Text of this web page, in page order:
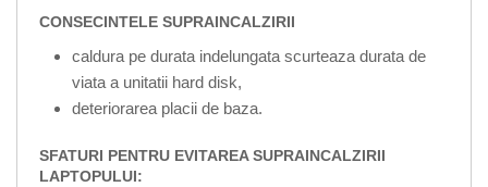
CONSECINTELE SUPRAINCALZIRII
caldura pe durata indelungata scurteaza durata de
viata a unitatii hard disk,
deteriorarea placii de baza.
SFATURI PENTRU EVITAREA SUPRAINCALZIRII
LAPTOPULUI: